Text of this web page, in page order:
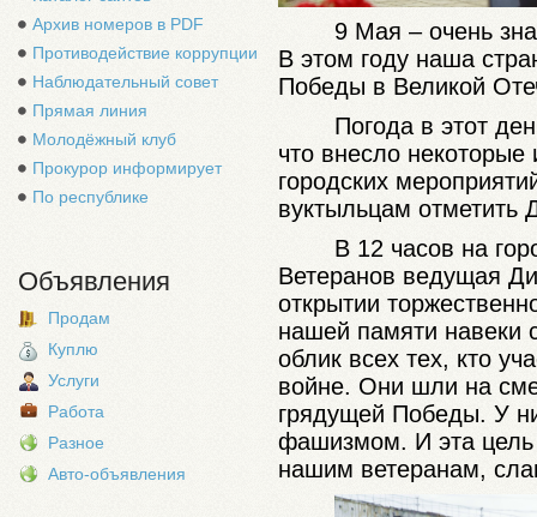
Архив номеров в PDF
Противодействие коррупции
Наблюдательный совет
Прямая линия
Молодёжный клуб
Прокурор информирует
По республике
Объявления
Продам
Куплю
Услуги
Работа
Разное
Авто-объявления
9 Мая – очень
В этом году наша
Победы в Великой
Погода в этот
что внесло
городских
вуктыльцам отметить
В 12 часов на
Ветеранов ведущая
открытии
нашей памяти навеки
облик всех тех, кто
войне. Они шли на
грядущей Победы. У
фашизмом. И эта цель
нашим ветеранам,